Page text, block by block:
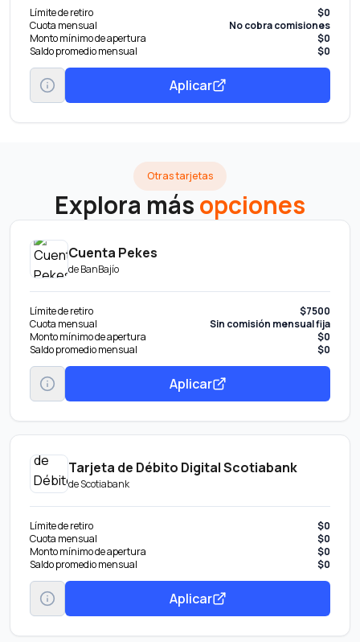
Límite de retiro
$0
Cuota mensual
No cobra comisiones
Monto mínimo de apertura
$0
Saldo promedio mensual
$0
Aplicar
Otras tarjetas
Explora másopciones
Cuenta Pekes
deBanBajío
Límite de retiro
$7500
Cuota mensual
Sin comisión mensual fija
Monto mínimo de apertura
$0
Saldo promedio mensual
$0
Aplicar
Tarjeta de Débito Digital Scotiabank
deScotiabank
Límite de retiro
$0
Cuota mensual
$0
Monto mínimo de apertura
$0
Saldo promedio mensual
$0
Aplicar